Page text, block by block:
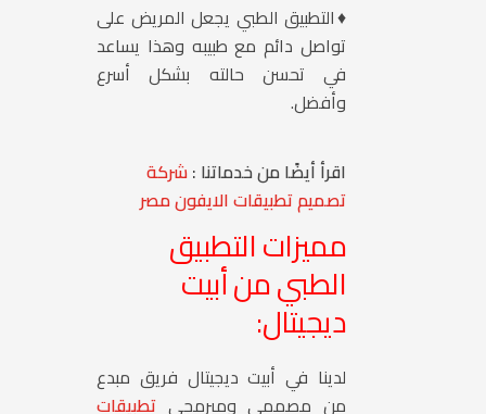
♦التطبيق الطبي يجعل المريض على
تواصل دائم مع طبيبه وهذا يساعد
في تحسن حالته بشكل أسرع
وأفضل.
اقرأ أيضًا من خدماتنا :شركة
تصميم تطبيقات الايفون مصر
مميزات التطبيق
الطبي من أبيت
ديجيتال:
لدينا في أبيت ديجيتال فريق مبدع
من مصممي ومبرمجي تطبيقات